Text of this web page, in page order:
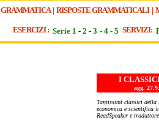
GRAMMATICA| RISPOSTE GRAMMATICALI|
ESERCIZI : Serie 1 - 2 - 3 - 4 - 5 SERVIZI:
I
agg.
Tantissimi classici
economica e scientifica
ReadSpeaker e